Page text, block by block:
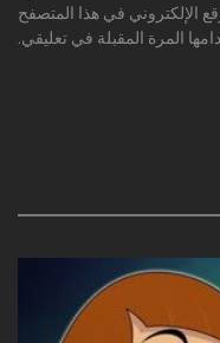
الإلكتروني في هذا المتصفح
المرة المقبلة في تعليقي.